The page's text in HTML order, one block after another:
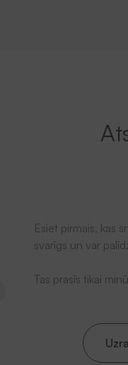
Esiet pirmais, kas
svarīgs un var
Tas prasīs tikai